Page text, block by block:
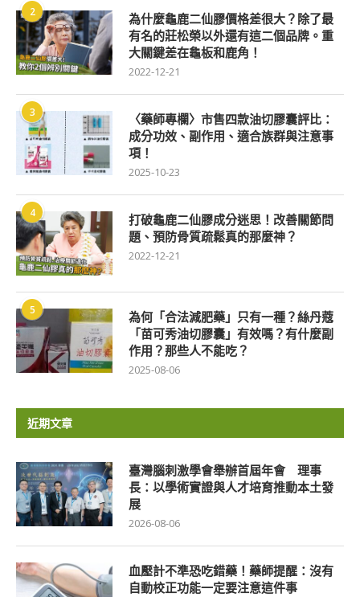
2
為什麼龜鹿二仙膠價格差很大？除了最
有名的莊松榮以外還有這二個品牌。重
大關鍵差在龜板和鹿角！
2022-12-21
3
〈藥師專欄〉市售四款油切膠囊評比：
成分功效、副作用、適合族群與注意事
項！
2025-10-23
4
打破龜鹿二仙膠成分迷思！改善關節問
題、預防骨質疏鬆真的那麼神？
2022-12-21
5
為何「合法減肥藥」只有一種？絲丹蔻
「苗可秀油切膠囊」有效嗎？有什麼副
作用？那些人不能吃？
2025-08-06
近期文章
臺灣腦刺激學會舉辦首屆年會 理事
長：以學術實證與人才培育推動本土發
展
2026-08-06
血壓計不準恐吃錯藥！藥師提醒：沒有
自動校正功能一定要注意這件事